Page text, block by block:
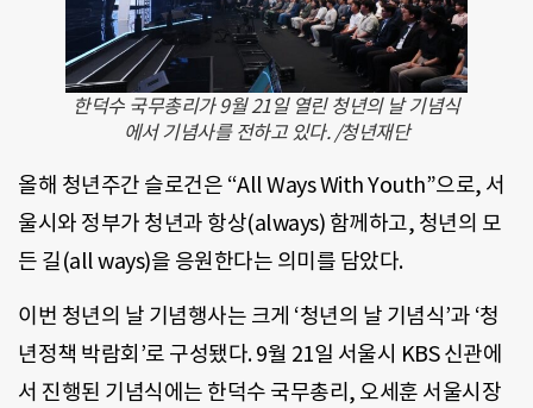
한덕수 국무총리가 9월 21일 열린 청년의 날 기념식
에서 기념사를 전하고 있다. /청년재단
올해 청년주간 슬로건은 “All Ways With Youth”으로, 서
울시와 정부가 청년과 항상(always) 함께하고, 청년의 모
든 길(all ways)을 응원한다는 의미를 담았다.
이번 청년의 날 기념행사는 크게 ‘청년의 날 기념식’과 ‘청
년정책 박람회’로 구성됐다. 9월 21일 서울시 KBS 신관에
서 진행된 기념식에는 한덕수 국무총리, 오세훈 서울시장